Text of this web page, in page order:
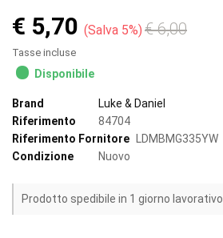
€ 5,70 Salva 5% € 6,00
Tasse incluse
Disponibile
Brand
Luke & Daniel
Riferimento
84704
Riferimento Fornitore
LDMBMG335YW
Condizione
Nuovo
Prodotto spedibile in 1 giorno lavorativo